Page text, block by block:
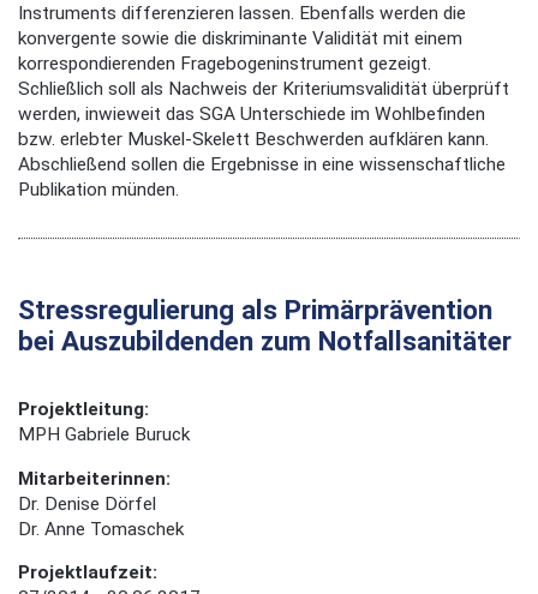
Instruments differenzieren lassen. Ebenfalls werden die
konvergente sowie die diskriminante Validität mit einem
korrespondierenden Fragebogeninstrument gezeigt.
Schließlich soll als Nachweis der Kriteriumsvalidität überprüft
werden, inwieweit das SGA Unterschiede im Wohlbefinden
bzw. erlebter Muskel-Skelett Beschwerden aufklären kann.
Abschließend sollen die Ergebnisse in eine wissenschaftliche
Publikation münden.
Stressregulierung als Primärprävention
bei Auszubildenden zum Notfallsanitäter
Projektleitung:
MPH Gabriele Buruck
Mitarbeiterinnen:
Dr. Denise Dörfel
Dr. Anne Tomaschek
Projektlaufzeit: